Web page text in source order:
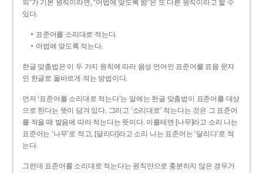
되”가 기본 원칙이라면, “어법에 맞도록 함”은 또 다른 원칙이라고 할 수
있다.
표준어를 소리대로 적는다.
어법에 맞도록 적는다.
한글 맞춤법은 이 두 가지 원칙에 따라 음성 언어인 표준어를 표음 문자
인 한글로 올바르게 적는 방법이다.
먼저 ‘표준어를 소리대로 적는다’는 말에는 한글 맞춤법이 표준어를 대상
으로 한다는 뜻이 담겨 있다. 그리고 ‘소리대로’ 적는다는 것은 그 표준어
를 적을 때 발음에 따라 적는다는 뜻이다. 이를테면 [나무]라고 소리 나는
표준어는 ‘나무’로 적고, [달리다]라고 소리 나는 표준어는 ‘달리다’로 적
는다.
그런데 표준어를 소리대로 적는다는 원칙만으로 충분하지 않은 경우가